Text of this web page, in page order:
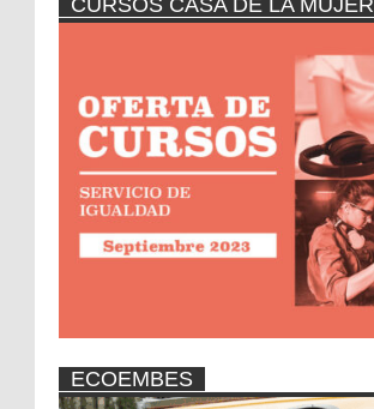
CURSOS CASA DE LA MUJER
ECOEMBES